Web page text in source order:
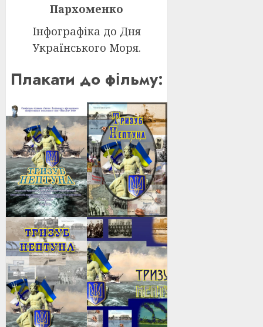
Пархоменко
Інфографіка до Дня
Українського Моря.
Плакати до фільму: